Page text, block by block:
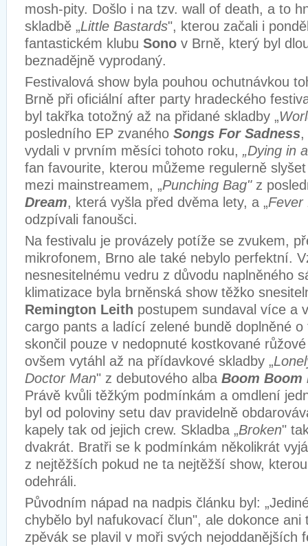
mosh-pity. Došlo i na tzv. wall of death, a to
skladbě „Little Bastards", kterou začali i
fantastickém klubu Sono v Brně, který byl
beznadějně vyprodaný.
Festivalová show byla pouhou ochutnávkou
Brně při oficiální after party hradeckého
byl takřka totožný až na přidané skladby „
posledního EP zvaného Songs For Sadness,
vydali v prvním měsíci tohoto roku, „Dying in
fan favourite, kterou můžeme regulerně
mezi mainstreamem, „Punching Bag"z
Dream, která vyšla před dvěma lety, a „Fever
odzpívali fanoušci.
Na festivalu je provázely potíže se zvukem,
mikrofonem, Brno ale také nebylo perfektní.
nesnesitelnému vedru z důvodu naplněného
klimatizace byla brněnská show těžko
Remington Leith postupem sundaval více a
cargo pants a ladící zelené bundě doplněné
skončil pouze v nedopnuté kostkované
ovšem vytáhl až na přídavkové skladby „
Doctor Man" z debutového alba Boom Boom
Právě kvůli těžkým podmínkám a omdlení
byl od poloviny setu dav pravidelně
kapely tak od jejich crew. Skladba „Broken"
dvakrát. Bratři se k podmínkám několikrát
z nejtěžších pokud ne ta nejtěžší show,
odehráli.
Původním nápad na nadpis článku byl:
chybělo byl nafukovací člun", ale dokonce ani
zpěvák se plavil v moři svých nejoddanějších